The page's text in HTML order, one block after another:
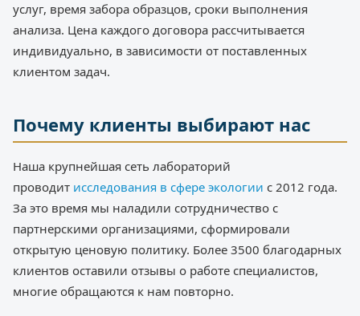
услуг, время забора образцов, сроки выполнения
анализа. Цена каждого договора рассчитывается
индивидуально, в зависимости от поставленных
клиентом задач.
Почему клиенты выбирают нас
Наша крупнейшая сеть лабораторий
проводит исследования в сфере экологии с 2012 года.
За это время мы наладили сотрудничество с
партнерскими организациями, сформировали
открытую ценовую политику. Более 3500 благодарных
клиентов оставили отзывы о работе специалистов,
многие обращаются к нам повторно.